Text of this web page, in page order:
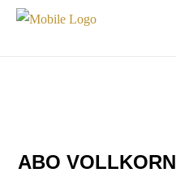
ABO VOLLKORN